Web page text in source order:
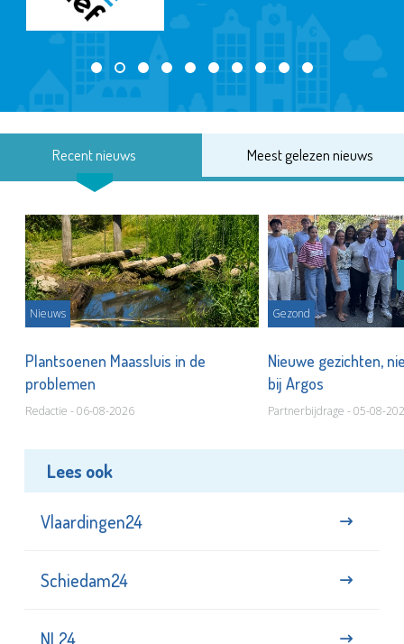
Recent nieuws Meest gelezen nieuws
Nieuws
Plantsoenen Maassluis in de
problemen
Redactie - 06-08-2026
Gezond
Nieuwe gezichten,
bij Argos
Partnerbijdrage - 05-08-
Lees ook
Vlaardingen24
Schiedam24
NL24